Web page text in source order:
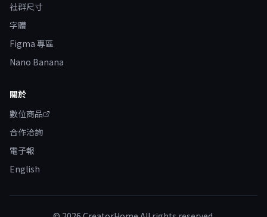
社群尺寸
字體
Figma 專區
Nano Banana
關於
數位商品
合作洽詢
電子報
English